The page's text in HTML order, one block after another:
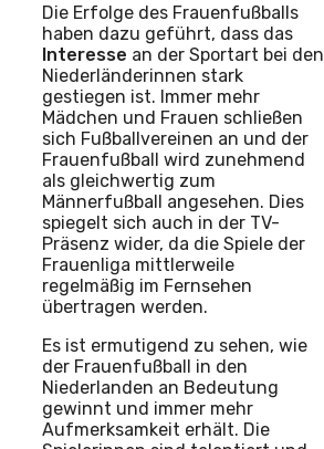
Die Erfolge des Frauenfußballs
haben dazu geführt, dass das
Interesse an der Sportart bei den
Niederländerinnen stark
gestiegen ist. Immer mehr
Mädchen und Frauen schließen
sich Fußballvereinen an und der
Frauenfußball wird zunehmend
als gleichwertig zum
Männerfußball angesehen. Dies
spiegelt sich auch in der TV-
Präsenz wider, da die Spiele der
Frauenliga mittlerweile
regelmäßig im Fernsehen
übertragen werden.
Es ist ermutigend zu sehen, wie
der Frauenfußball in den
Niederlanden an Bedeutung
gewinnt und immer mehr
Aufmerksamkeit erhält. Die